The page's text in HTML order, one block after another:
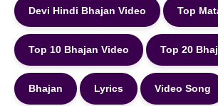
Devi Hindi Bhajan Video Top
Top 10 Bhajan Video Top 20
Bhajan Lyrics Video Song